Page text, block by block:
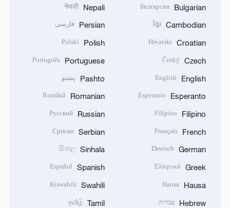
Bulgarian
Български
Cambodian
ខ្មែរ
Croatian
Hrvatski
Czech
Český
English
English
Esperanto
Esperanto
Filipino
Filipino
French
Français
German
Deutsch
Greek
Ελληνικά
Hausa
Hausa
Hebrew עברית
Nepali
नेपाली
Persian فارسی
Polish
Polski
Portuguese
Português
Pashto پښتو
Romanian
Română
Russian
Русский
Serbian
Српски
Sinhala
සිංහල
Spanish
Español
Swahili
Kiswahili
Tamil
தமிழ்